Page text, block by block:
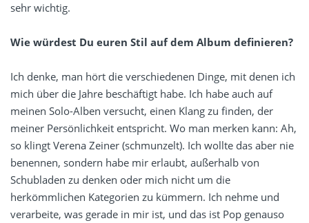
sehr wichtig.
Wie würdest Du euren Stil auf dem Album definieren?
Ich denke, man hört die verschiedenen Dinge, mit denen ich
mich über die Jahre beschäftigt habe. Ich habe auch auf
meinen Solo-Alben versucht, einen Klang zu finden, der
meiner Persönlichkeit entspricht. Wo man merken kann: Ah,
so klingt Verena Zeiner (schmunzelt). Ich wollte das aber nie
benennen, sondern habe mir erlaubt, außerhalb von
Schubladen zu denken oder mich nicht um die
herkömmlichen Kategorien zu kümmern. Ich nehme und
verarbeite, was gerade in mir ist, und das ist Pop genauso